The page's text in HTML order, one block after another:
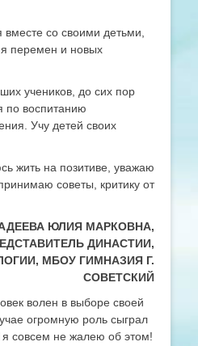
вместе со своими детьми,
перемен и новых
учеников, до сих пор
по воспитанию
Учу детей своих
жить на позитиве, уважаю
советы, критику от
ЮЛИЯ МАРКОВНА,
ДИНАСТИИ,
МБОУ ГИМНАЗИЯ Г.
СОВЕТСКИЙ
волен в выборе своей
огромную роль сыграл
совсем не жалею об этом!